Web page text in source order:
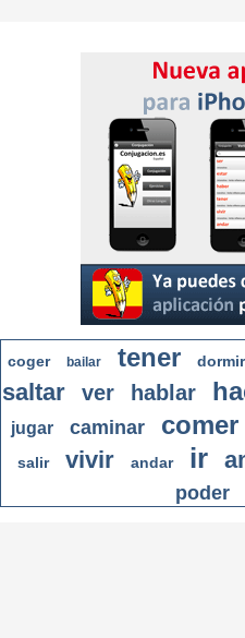
coger bailar tener dormir
saltar
ver hablar
jugar caminar comer
salir vivir andar ir
poder